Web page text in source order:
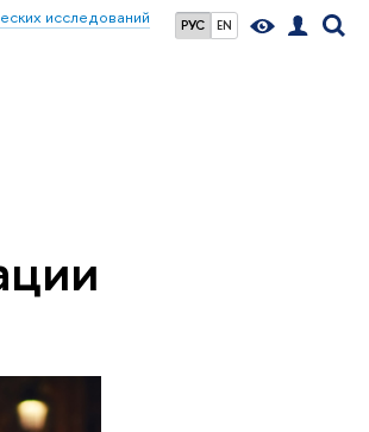
РУС EN
исследований